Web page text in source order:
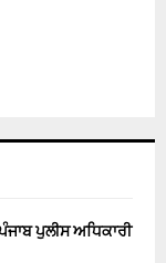
ਪੁਲੀਸ ਅਧਿਕਾਰੀ